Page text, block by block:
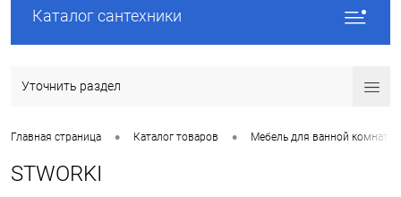
Каталог сантехники
Уточнить раздел
Главная страница • Каталог товаров • Мебель для ванной комнаты
STWORKI